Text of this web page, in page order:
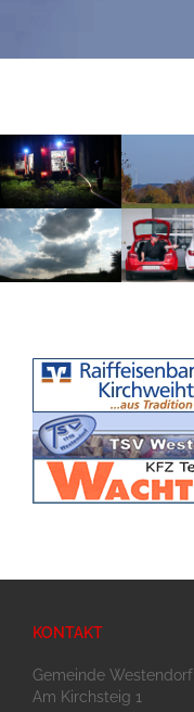
KONTAKT
Gemeinde Westendorf
Am Kirchsteig 1